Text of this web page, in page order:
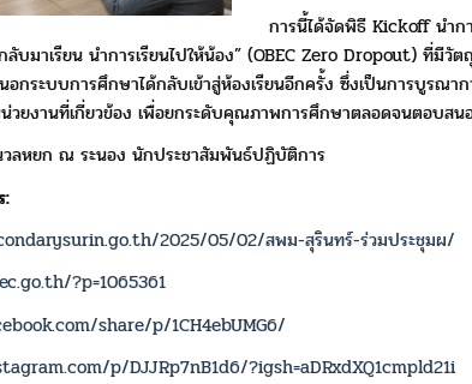
การนี้ได้จัดพิธี Kickoff นำก
ลับมาเรียน นำการเรียนไปให้น้อง” (OBEC Zero Dropout)ที่มีวัต
กระบบการศึกษาได้กลับเข้าสู่ห้องเรียนอีกครั้ง ซึ่งเป็นการบูรณาก
วยงานที่เกี่ยวข้อง เพื่อยกระดับคุณภาพการศึกษาตลอดจนตอบสน
วลหยก ณ ระนอง นักประชาสัมพันธ์ปฏิบัติการ
:
2025/05/02/สพม-สุรินทร์-ร่วมประชุมผ/
?p=1065361
share/p/1CH4ebUMG6/
p/DJJRp7nB1d6/?igsh=aDRxdXQ1cmpld21i